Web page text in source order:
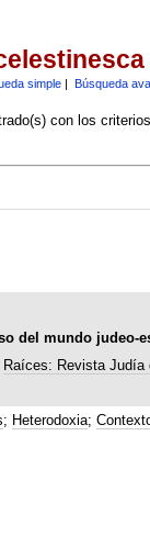
simple| Búsqueda
con los
del mundo judeo-
Raíces: Revista Judía
; Heterodoxia;